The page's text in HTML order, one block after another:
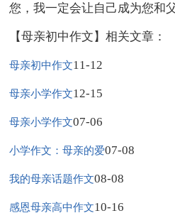
您，我一定会让自己成为您和
【母亲初中作文】相关文章：
母亲初中作文11-12
母亲小学作文12-15
母亲小学作文07-06
小学作文：母亲的爱07-08
我的母亲话题作文08-08
感恩母亲高中作文10-16